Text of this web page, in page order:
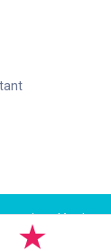
légales
d'utilisation